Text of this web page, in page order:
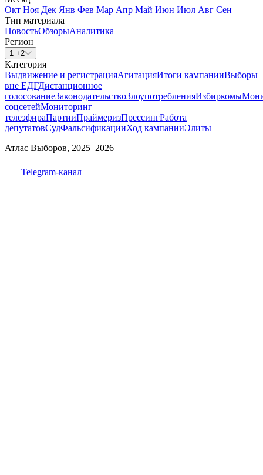
Окт Ноя Дек Янв Фев Мар Апр Май Июн Июл Авг Сен
Тип материала
НовостьОбзорыАналитика
Регион
1 +2
Категория
Выдвижение и регистрацияАгитацияИтоги кампанииВыборы
вне ЕДГДистанционное
голосованиеЗаконодательствоЗлоупотребленияИзбиркомы
соцсетейМониторинг
телеэфираПартииПраймеризПрессингРабота
депутатовСудФальсификацииХод кампанииЭлиты
Атлас Выборов, 2025–2026
Telegram-канал